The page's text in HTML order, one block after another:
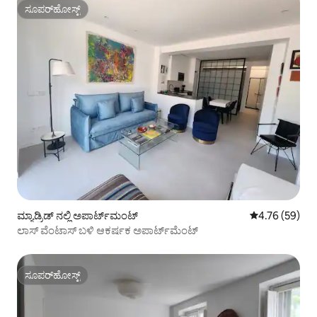
ಸೂಪರ್‌ಹೋಸ್ಟ್
ಸೂಪರ್‌ಹೋಸ್ಟ್
ಮ್ಯಾಡ್ರಿಡ್ ನಲ್ಲಿ ಅಪಾರ್ಟ್‌ಮಂಟ್ 5 ರಲ್ಲಿ 4.76
4.76 (59)
ಲಾಸ್ ವೆಂಟಾಸ್ ಬಳಿ ಆಕರ್ಷಕ ಅಪಾರ್ಟ್‌ಮೆಂಟ್
ಸೂಪರ್‌ಹೋಸ್ಟ್
ಸೂಪರ್‌ಹೋಸ್ಟ್